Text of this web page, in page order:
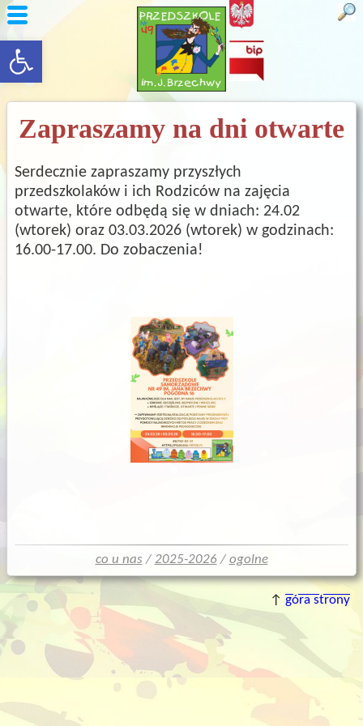
rozwiń/zwiń panel
Zapraszamy na dni otwarte
Serdecznie zapraszamy przyszłych
przedszkolaków i ich Rodziców na zajęcia
otwarte, które odbędą się w dniach: 24.02
(wtorek) oraz 03.03.2026 (wtorek) w godzinach:
16.00-17.00. Do zobaczenia!
co u nas / 2025-2026 / ogolne
↑ góra strony